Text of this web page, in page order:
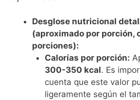
Desglose nutricional
(aproximado por porción,
porciones):
Calorías por porción:
300-350 kcal. Es
cuenta que este valor
ligeramente según el